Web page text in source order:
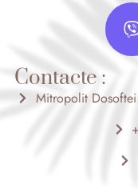
i
b
Contacte :
Mitropolit